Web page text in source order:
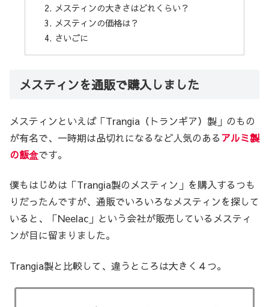
メスティンの大きさはどれくらい？
メスティンの価格は？
さいごに
メスティンを通販で購入しました
メスティンといえば「Trangia（トランギア）製」のもの
が有名で、一時期は品切れになるなど人気のあるアルミ製
の飯盒です。
僕もはじめは「Trangia製のメスティン」を購入するつも
りだったんですが、通販でいろいろなメスティンを探して
いると、「Neelac」という会社が販売しているメスティ
ンが目に留まりました。
Trangia製と比較して、違うところは大きく４つ。